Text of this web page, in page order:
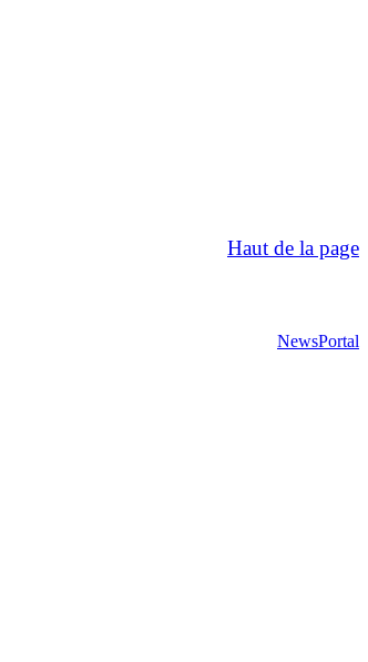
Haut de la page
NewsPortal